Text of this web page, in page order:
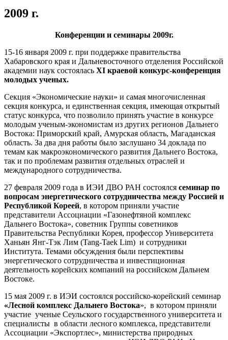
2009 г.
Конференции и семинары 2009г.
15-16 января 2009 г. при поддержке правительства
Хабаровского края и Дальневосточного отделения Российской
академии наук состоялась XI краевой конкурс-конференция
молодых ученых.
Секция «Экономические науки» и самая многочисленная
секция конкурса, и единственная секция, имеющая открытый
статус конкурса, что позволило принять участие в конкурсе
молодым ученым-экономистам из других регионов Дальнего
Востока: Приморский край, Амурская область, Магаданская
область. За два дня работы было заслушано 34 доклада по
темам как макроэкономического развития Дальнего Востока,
так и по проблемам развития отдельных отраслей и
международного сотрудничества.
27 февраля 2009 года в ИЭИ ДВО РАН состоялся семинар по
вопросам энергетического сотрудничества между Россией и
Республикой Кореей, в котором приняли участие
представители Ассоциации «Газонефтяной комплекс
Дальнего Востока», советник Группы советников
Правительства Республики Корея, профессор Университета
Ханьян Янг-Тэк Лим (Tang-Taek Lim) и сотрудники
Института. Темами обсуждения были перспективы
энергетического сотрудничества и инвестиционная
деятельность корейских компаний на российском Дальнем
Востоке.
15 мая 2009 г. в ИЭИ состоялся российско-корейский семинар
«Лесной комплекс Дальнего Востока», в котором приняли
участие ученые Сеульского государственного университета и
специалисты в области лесного комплекса, представители
Ассоциации «Экспортлес», министерства природных